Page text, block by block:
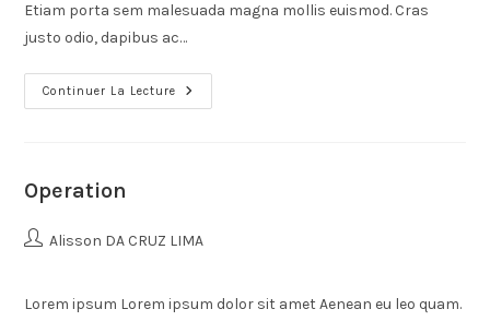
Etiam porta sem malesuada magna mollis euismod. Cras
justo odio, dapibus ac…
Continuer La Lecture
Operation
Alisson DA CRUZ LIMA
Lorem ipsum Lorem ipsum dolor sit amet Aenean eu leo quam.